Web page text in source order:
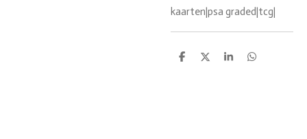
kaarten|psa graded|tcg|
D
D
S
D